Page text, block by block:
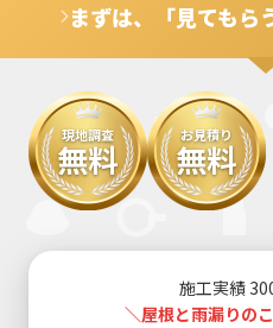
い。
まずは、「見てもら
現地調査
無料
お見積り
無料
施工実績
＼屋根と雨漏りの